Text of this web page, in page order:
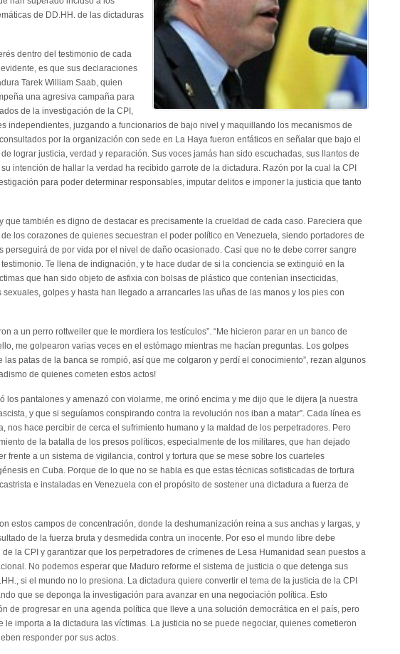
de DD.HH. de las dictaduras
dentro del testimonio de cada
es que sus declaraciones
Tarek William Saab, quien
una agresiva campaña para
de la investigación de la CPI,
independientes, juzgando a funcionarios de bajo nivel y maquillando los mecanismos de
por la organización con sede en La Haya fueron enfáticos en señalar que bajo el
lograr justicia, verdad y reparación. Sus voces jamás han sido escuchadas, sus llantos de
intención de hallar la verdad ha recibido garrote de la dictadura. Razón por la cual la CPI
para poder determinar responsables, imputar delitos e imponer la justicia que tanto
que también es digno de destacar es precisamente la crueldad de cada caso. Pareciera que
los corazones de quienes secuestran el poder político en Venezuela, siendo portadores de
perseguirá de por vida por el nivel de daño ocasionado. Casi que no te debe correr sangre
Te llena de indignación, y te hace dudar de si la conciencia se extinguió en la
que han sido objeto de asfixia con bolsas de plástico que contenían insecticidas,
golpes y hasta han llegado a arrancarles las uñas de las manos y los pies con
a un perro rottweiler que le mordiera los testículos”. “Me hicieron parar en un banco de
me golpearon varias veces en el estómago mientras me hacían preguntas. Los golpes
las patas de la banca se rompió, así que me colgaron y perdí el conocimiento”, rezan algunos
de quienes cometen estos actos!
los pantalones y amenazó con violarme, me orinó encima y me dijo que le dijera [a nuestra
y que si seguíamos conspirando contra la revolución nos iban a matar”. Cada línea es
nos hace percibir de cerca el sufrimiento humano y la maldad de los perpetradores. Pero
de la batalla de los presos políticos, especialmente de los militares, que han dejado
frente a un sistema de vigilancia, control y tortura que se mese sobre los cuarteles
en Cuba. Porque de lo que no se habla es que estas técnicas sofisticadas de tortura
e instaladas en Venezuela con el propósito de sostener una dictadura a fuerza de
estos campos de concentración, donde la deshumanización reina a sus anchas y largas, y
de la fuerza bruta y desmedida contra un inocente. Por eso el mundo libre debe
la CPI y garantizar que los perpetradores de crímenes de Lesa Humanidad sean puestos a
No podemos esperar que Maduro reforme el sistema de justicia o que detenga sus
si el mundo no lo presiona. La dictadura quiere convertir el tema de la justicia de la CPI
que se deponga la investigación para avanzar en una negociación política. Esto
de progresar en una agenda política que lleve a una solución democrática en el país, pero
le importa a la dictadura las víctimas. La justicia no se puede negociar, quienes cometieron
responder por sus actos.